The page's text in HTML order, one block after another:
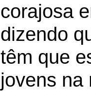
corajosa
dizendo
têm que
jovens na